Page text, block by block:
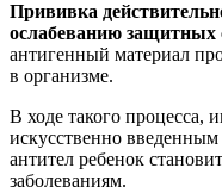
Прививка
ослабеванию защитных
антигенный материал
в организме.
В ходе такого процесса,
искусственно
антител ребенок
заболеваниям.